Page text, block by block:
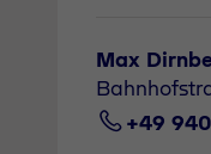
Max
+49